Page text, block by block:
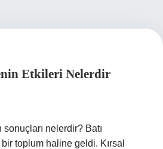
Etkileri Nelerdir
nelerdir? Batı
toplum haline geldi. Kırsal